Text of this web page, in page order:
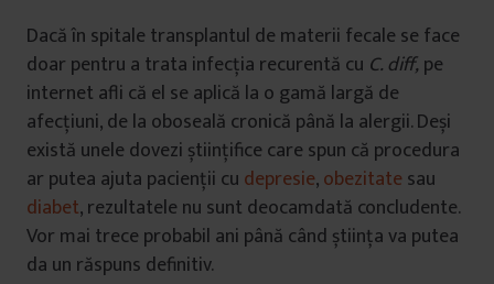
Dacă în spitale transplantul de materii fecale se face
doar pentru a trata infecția recurentă cu C. diff, pe
internet afli că el se aplică la o gamă largă de
afecțiuni, de la oboseală cronică până la alergii. Deși
există unele dovezi științifice care spun că procedura
ar putea ajuta pacienții cu depresie,obezitatesau
diabet, rezultatele nu sunt deocamdată concludente.
Vor mai trece probabil ani până când știința va putea
da un răspuns definitiv.